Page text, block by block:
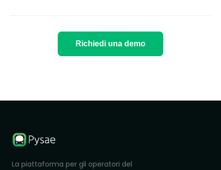
Richiedi una demo
La piattaforma per gli operatori del